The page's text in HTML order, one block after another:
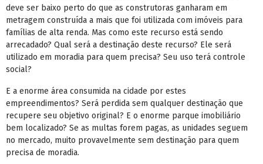
deve ser baixo perto do que as construtoras ganharam em
metragem construída a mais que foi utilizada com imóveis para
famílias de alta renda. Mas como este recurso está sendo
arrecadado? Qual será a destinação deste recurso? Ele será
utilizado em moradia para quem precisa? Seu uso terá controle
social?
E a enorme área consumida na cidade por estes
empreendimentos? Será perdida sem qualquer destinação que
recupere seu objetivo original? E o enorme parque imobiliário
bem localizado? Se as multas forem pagas, as unidades seguem
no mercado, muito provavelmente sem destinação para quem
precisa de moradia.